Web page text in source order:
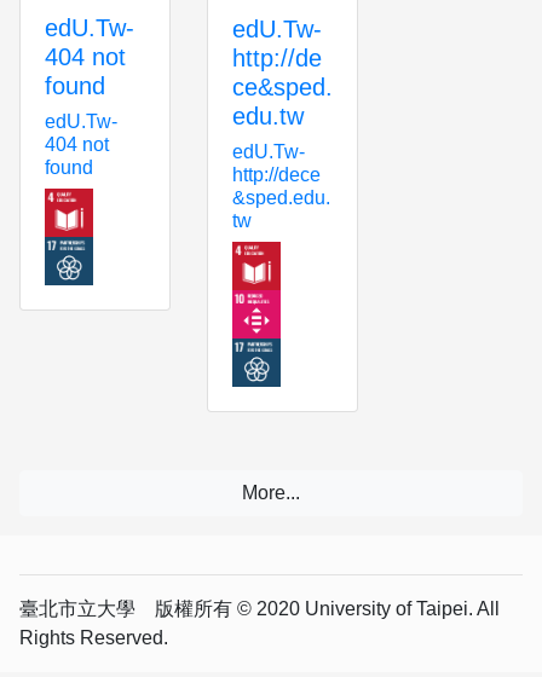
edU.Tw-
404 not
found
edU.Tw-
404 not
found
edU.Tw-
http://de
ce&sped.
edu.tw
edU.Tw-
http://dece
&sped.edu.
tw
臺北市立大學 版權所有 © 2020 University of Taipei. All
Rights Reserved.